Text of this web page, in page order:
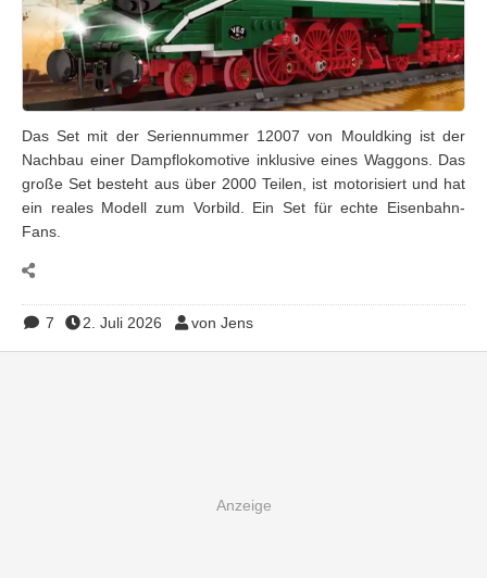
Das Set mit der Seriennummer 12007 von Mouldking ist der
Nachbau einer Dampflokomotive inklusive eines Waggons. Das
große Set besteht aus über 2000 Teilen, ist motorisiert und hat
ein reales Modell zum Vorbild. Ein Set für echte Eisenbahn-
Fans.
7 2. Juli 2026 von Jens